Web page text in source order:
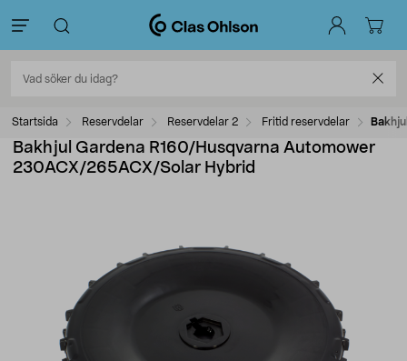
Startsida Reservdelar Reservdelar 2 Fritid reservdelar
Bakhjul Gardena R160/Husqvarna Automower
230ACX/265ACX/Solar Hybrid